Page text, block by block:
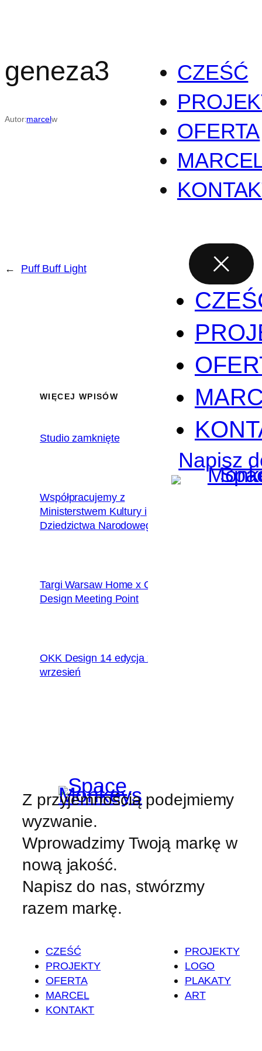
CZEŚĆ
OFERTA
Napisz
geneza3
Autor:marcelw
← Puff Buff Light
WIĘCEJ WPISÓW
Studio zamknięte 2020.02.17
Współpracujemy z
Ministerstwem Kultury i
Dziedzictwa Narodowego
Targi Warsaw Home x OKK
Design Meeting Point
OKK Design 14 edycja x
wrzesień
Z przyjemnością podejmiemy
wyzwanie.
Wprowadzimy Twoją markę w
nową jakość.
Napisz do nas, stwórzmy
razem markę.
CZEŚĆ
PROJEKTY
OFERTA
MARCEL
KONTAKT
PROJEKTY
LOGO
PLAKATY
ART